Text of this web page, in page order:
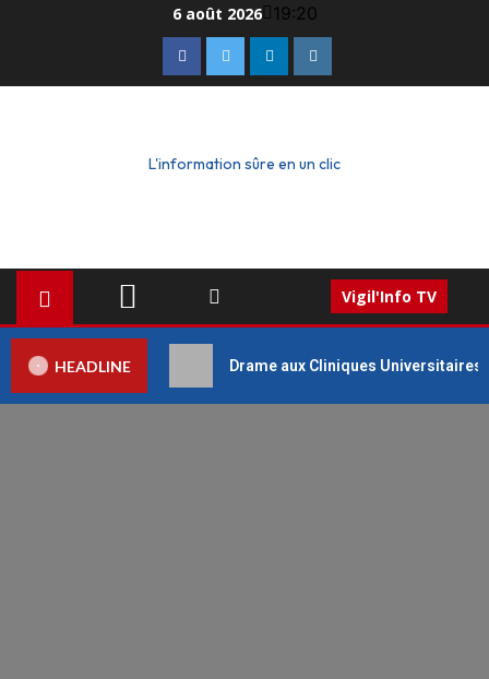
6 août 2026 19:20
L'information sûre en un clic
Vigil'Info TV
HEADLINE Drame aux Cliniques